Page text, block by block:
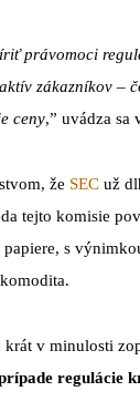
právomoci
zákazníkov –
ceny,” uvádza sa
že SEC už
tejto komisie
s
krát v minulosti
regulácie